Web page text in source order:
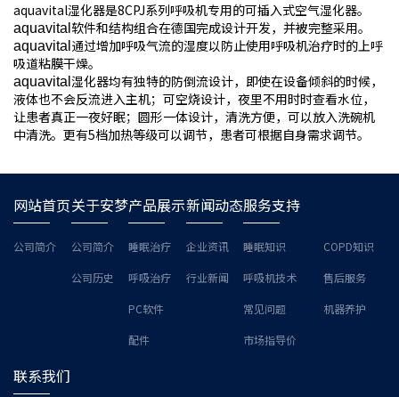
aquavital湿化器是8CPJ系列呼吸机专用的可插入式空气湿化器。
aquavital 软件和结构组合在德国完成设计开发，并被完整采用。
aquavital 通过增加呼吸气流的湿度以防止使用呼吸机治疗时的上呼
吸道粘膜干燥。
aquavital 湿化器均有独特的防倒流设计，即使在设备倾斜的时候，
液体也不会反流进入主机；可空烧设计，夜里不用时时查看水位，
让患者真正一夜好眠；圆形一体设计，清洗方便，可以放入洗碗机
中清洗。更有5档加热等级可以调节，患者可根据自身需求调节。
网站首页
公司简介
关于安梦
公司简介
公司历史
产品展示
睡眠治疗
呼吸治疗
PC软件
配件
新闻动态
企业资讯
行业新闻
服务支持
睡眠知识 COPD知识
呼吸机技术 售后服务
常见问题 机器养护
市场指导价
联系我们